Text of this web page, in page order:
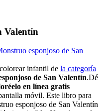
Valentín
esponjoso de San
infantil de la categoría
de San Valentín.Dé
en línea gratis
móvil. Este libro para
esponjoso de San Valentín